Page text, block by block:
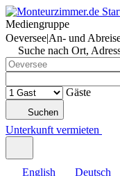
Mediengruppe
Oeversee|An- und
Suche nach Ort,
Gäste
Suchen
Unterkunft vermieten
English Deutsch